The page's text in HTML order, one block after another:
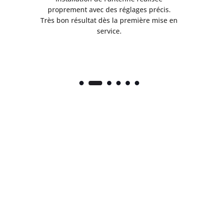
proprement avec des réglages précis.
Très bon résultat dès la première mise en
service.